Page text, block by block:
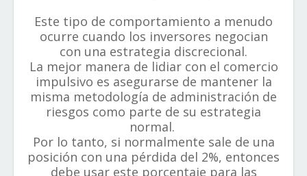
Este tipo de comportamiento a menudo
ocurre cuando los inversores negocian
con una estrategia discrecional.
La mejor manera de lidiar con el comercio
impulsivo es asegurarse de mantener la
misma metodología de administración de
riesgos como parte de su estrategia
normal.
Por lo tanto, si normalmente sale de una
posición con una pérdida del 2%, entonces
debe usar este porcentaje para las